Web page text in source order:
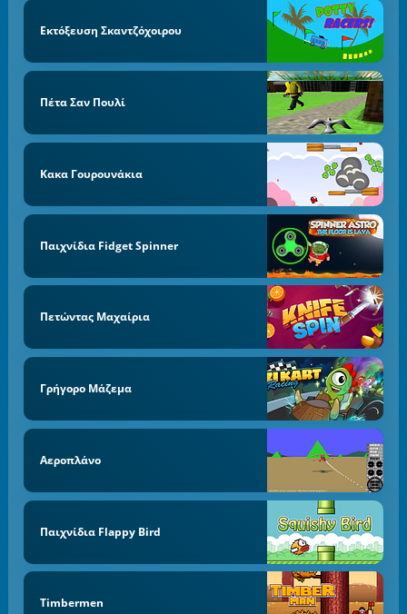
Εκτόξευση Σκαντζόχοιρου
Πέτα Σαν Πουλί
Κακα Γουρουνάκια
Παιχνίδια Fidget Spinner
Πετώντας Μαχαίρια
Γρήγορο Μάζεμα
Αεροπλάνο
Παιχνίδια Flappy Bird
Timbermen